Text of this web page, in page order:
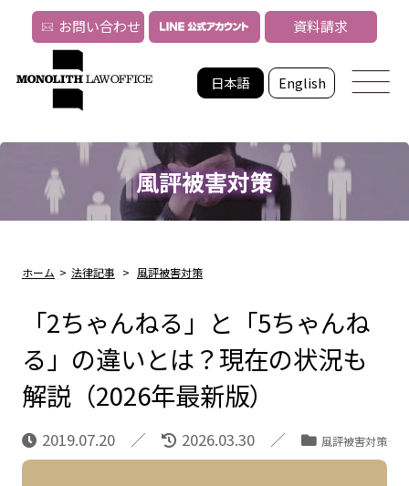
日本語 English
お問い合わせ 資料請求
風評被害対策
ホーム > 法律記事 > 風評被害対策
「2ちゃんねる」と「5ちゃんね
る」の違いとは？現在の状況も
解説（2026年最新版）
2019.07.20 2026.03.30 風評被害対策